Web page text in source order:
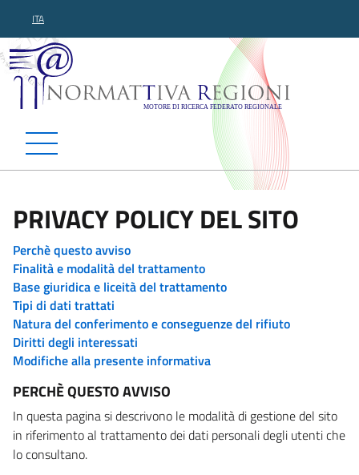
ITA
Normattiva Regioni -
PRIVACY POLICY DEL SITO
Perchè questo avviso
Finalità e modalità del trattamento
Base giuridica e liceità del trattamento
Tipi di dati trattati
Natura del conferimento e conseguenze del rifiuto
Diritti degli interessati
Modifiche alla presente informativa
PERCHÈ QUESTO AVVISO
In questa pagina si descrivono le modalità di gestione del sito
in riferimento al trattamento dei dati personali degli utenti che
lo consultano.